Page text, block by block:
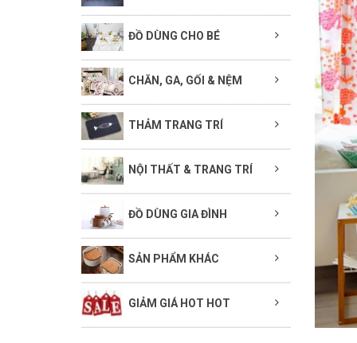
ĐỒ DÙNG CHO BÉ
CHĂN, GA, GỐI & NỆM
THẢM TRANG TRÍ
NỘI THẤT & TRANG TRÍ
ĐỒ DÙNG GIA ĐÌNH
SẢN PHẨM KHÁC
GIẢM GIÁ HOT HOT